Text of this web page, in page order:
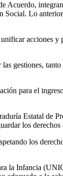
Acuerdo,
Lo
gestiones,
para el
Estatal de
los
los
Infancia